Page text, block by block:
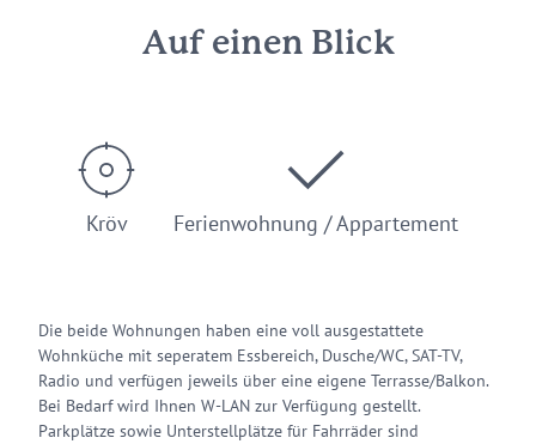
Auf einen Blick
Kröv Ferienwohnung / Appartement
Die beide Wohnungen haben eine voll ausgestattete
Wohnküche mit seperatem Essbereich, Dusche/WC, SAT-TV,
Radio und verfügen jeweils über eine eigene Terrasse/Balkon.
Bei Bedarf wird Ihnen W-LAN zur Verfügung gestellt.
Parkplätze sowie Unterstellplätze für Fahrräder sind